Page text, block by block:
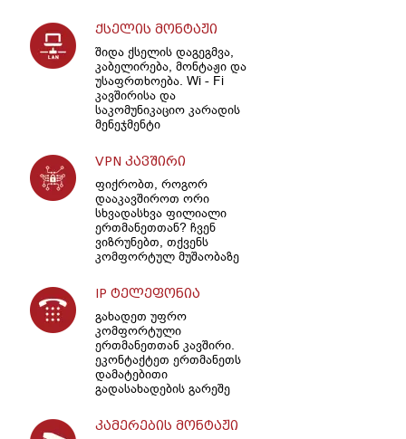
ქსელის მონტაჟი
შიდა ქსელის დაგეგმვა,
კაბელირება, მონტაჟი და
უსაფრთხოება. Wi - Fi
კავშირისა და
საკომუნიკაციო კარადის
მენეჯმენტი
VPN კავშირი
ფიქრობთ, როგორ
დააკავშიროთ ორი
სხვადასხვა ფილიალი
ერთმანეთთან? ჩვენ
ვიზრუნებთ, თქვენს
კომფორტულ მუშაობაზე
IP ტელეფონია
გახადეთ უფრო
კომფორტული
ერთმანეთთან კავშირი.
ეკონტაქტეთ ერთმანეთს
დამატებითი
გადასახადების გარეშე
კამერების მონტაჟი